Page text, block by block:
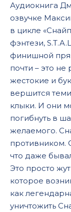
Аудиокнига
озвучке
в цикле
фэнтези,
финишной
почти – это не
жестокие и
вершится
клыки. И они
погибнуть в
желаемого.
противником.
что даже
Это просто
которое
как
уничтожить